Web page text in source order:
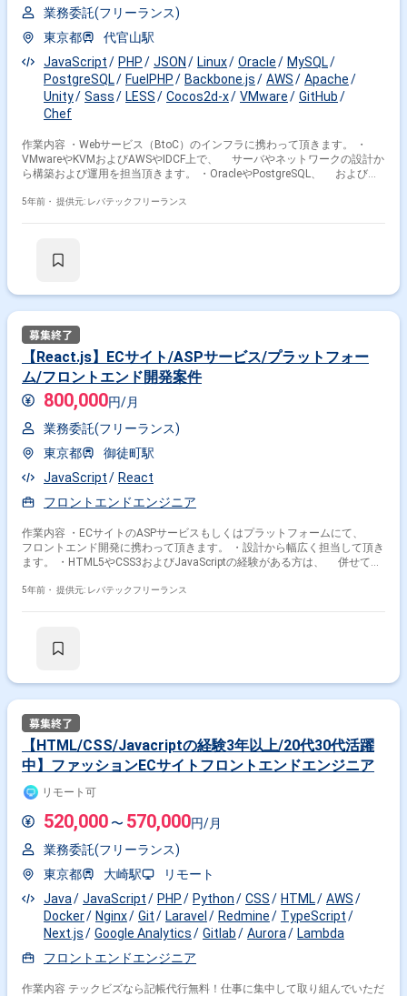
業務委託(フリーランス)
東京都
代官山駅
JavaScript
PHP JSON Linux Oracle
MySQL
PostgreSQL
FuelPHP Backbone.js AWS
Apache
Unity
Sass LESS Cocos2d-x VMware
GitHub
Chef
作業内容 ・Webサービス（BtoC）のインフラに携わって頂きます。 ・
VMwareやKVMおよびAWSやIDCF上で、 サーバやネットワークの設計か
ら構築および運用を担当頂きます。 ・OracleやPostgreSQL、 および
Ciscoが中心となり、 ロードバランサ、ファイアーウォールなどの構築
5年前・ 提供元: レバテックフリーランス
【React.js】ECサイト/ASPサービス/プラットフォー
ム/フロントエンド開発案件
800,000円/月
業務委託(フリーランス)
東京都
御徒町駅
JavaScript
React
フロントエンドエンジニア
作業内容 ・ECサイトのASPサービスもしくはプラットフォームにて、
フロントエンド開発に携わって頂きます。 ・設計から幅広く担当して頂き
ます。 ・HTML5やCSS3およびJavaScriptの経験がある方は、 併せて依
により変動いたします。
5年前・ 提供元: レバテックフリーランス
【HTML/CSS/Javacriptの経験3年以上/20代30代活躍
中】ファッションECサイトフロントエンドエンジニア
リモート可
520,000 〜 570,000円/月
業務委託(フリーランス)
東京都
大崎駅
リモート
Java
JavaScript PHP Python CSS HTML
AWS
Docker
Nginx Git Laravel Redmine
TypeScript
Next.js
Google Analytics Gitlab Aurora
Lambda
フロントエンドエンジニア
作業内容 テックビズなら記帳代行無料！仕事に集中して取り組んでいただ
その他開発言語・スキルから探す
TypeScript
HTML5 jQuery CSS3 PHP
その他の職種から探す
フロントエンドエンジニア
マークアップ
サーバーサイドエンジニア
Webデザイナー